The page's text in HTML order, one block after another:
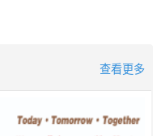
查看更多